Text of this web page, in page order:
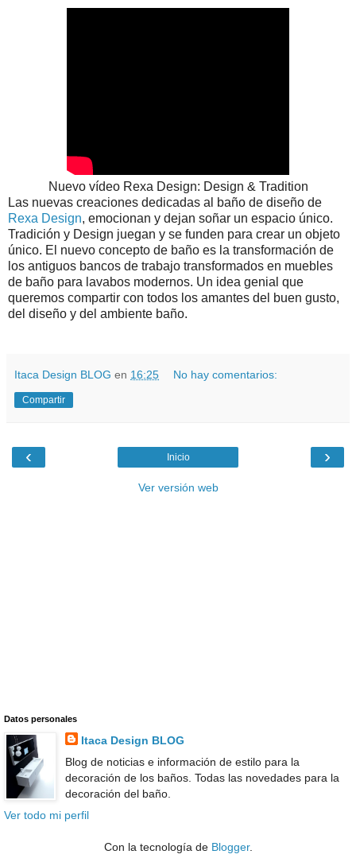
Nuevo vídeo Rexa Design: Design & Tradition
Las nuevas creaciones dedicadas al baño de diseño de
Rexa Design, emocionan y dejan soñar un espacio único.
Tradición y Design juegan y se funden para crear un objeto
único. El nuevo concepto de baño es la transformación de
los antiguos bancos de trabajo transformados en muebles
de baño para lavabos modernos. Un idea genial que
queremos compartir con todos los amantes del buen gusto,
del diseño y del ambiente baño.
Itaca Design BLOG en 16:25 No hay comentarios:
Compartir
‹ ›
Inicio
Ver versión web
Datos personales
Itaca Design BLOG
Blog de noticias e información de estilo para la
decoración de los baños. Todas las novedades para la
decoración del baño.
Ver todo mi perfil
Con la tecnología de Blogger.